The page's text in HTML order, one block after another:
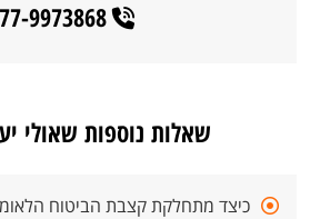
077-9973868
שאלות נוספות שאולי
כיצד מתחלקת קצבת הביטוח הלאומי